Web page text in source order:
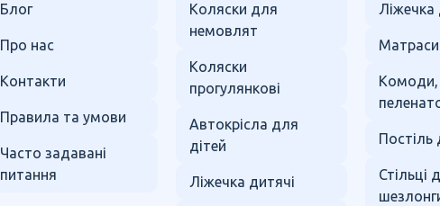
Блог
Про нас
Контакти
Правила та умови
Часто задавані
питання
Коляски для
немовлят
Коляски
прогулянкові
Автокрісла для
дітей
Ліжечка дитячі
Ліжечка
Комоди,
Постіль
Стільці